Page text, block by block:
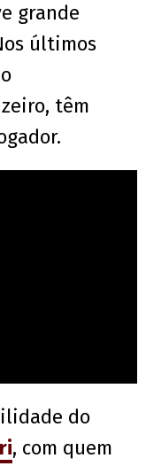
grande
últimos
têm
do
, com quem